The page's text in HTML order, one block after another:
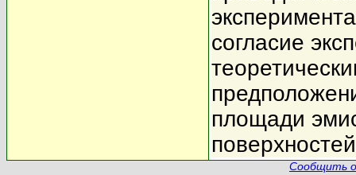
согласие
площади
Сообщить о